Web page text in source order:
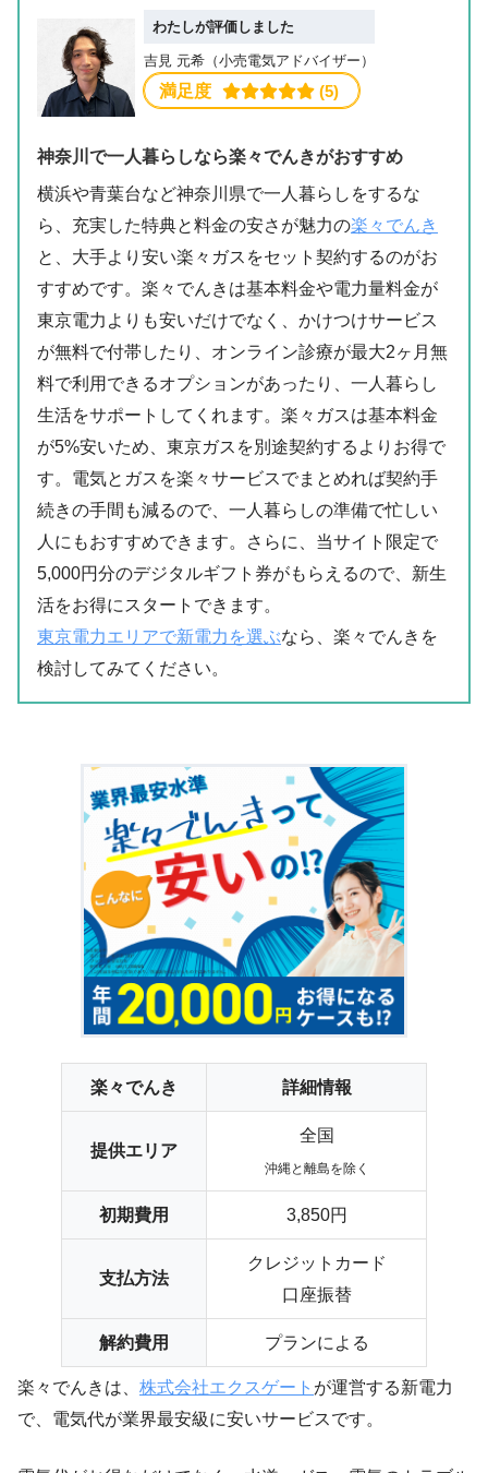
わたしが評価しました
吉見 元希（小売電気アドバイザー）
満足度 (5)
神奈川で一人暮らしなら楽々でんきがおすすめ
横浜や青葉台など神奈川県で一人暮らしをするな
ら、充実した特典と料金の安さが魅力の楽々でんき
と、大手より安い楽々ガスをセット契約するのがお
すすめです。楽々でんきは基本料金や電力量料金が
東京電力よりも安いだけでなく、かけつけサービス
が無料で付帯したり、オンライン診療が最大2ヶ月無
料で利用できるオプションがあったり、一人暮らし
生活をサポートしてくれます。楽々ガスは基本料金
が5%安いため、東京ガスを別途契約するよりお得で
す。電気とガスを楽々サービスでまとめれば契約手
続きの手間も減るので、一人暮らしの準備で忙しい
人にもおすすめできます。さらに、当サイト限定で
5,000円分のデジタルギフト券がもらえるので、新生
活をお得にスタートできます。
東京電力エリアで新電力を選ぶなら、楽々でんきを
検討してみてください。
楽々でんき 詳細情報
提供エリア
全国
沖縄と離島を除く
初期費用 3,850円
支払方法
クレジットカード
口座振替
解約費用 プランによる
楽々でんきは、 株式会社エクスゲート が運営する新電力
で、電気代が業界最安級に安いサービスです。